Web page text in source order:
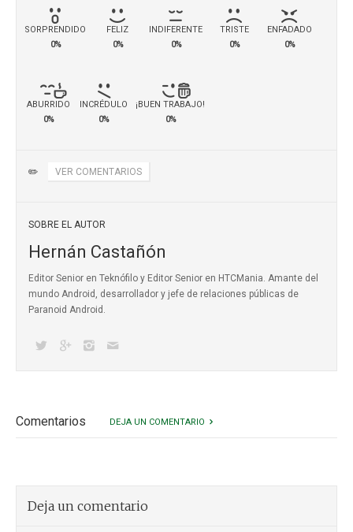
SORPRENDIDO
0%
FELIZ
0%
INDIFERENTE
0%
TRISTE
0%
ENFADADO
0%
ABURRIDO
0%
INCRÉDULO
0%
¡BUEN TRABAJO!
0%
✏️ VER COMENTARIOS
SOBRE EL AUTOR
Hernán Castañón
Editor Senior en Teknófilo y Editor Senior en HTCMania. Amante del
mundo Android, desarrollador y jefe de relaciones públicas de
Paranoid Android.
Comentarios DEJA UN COMENTARIO
Deja un comentario